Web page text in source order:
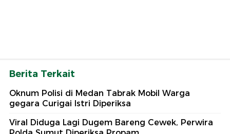
Berita Terkait
Oknum Polisi di Medan Tabrak Mobil Warga
gegara Curigai Istri Diperiksa
Viral Diduga Lagi Dugem Bareng Cewek, Perwira